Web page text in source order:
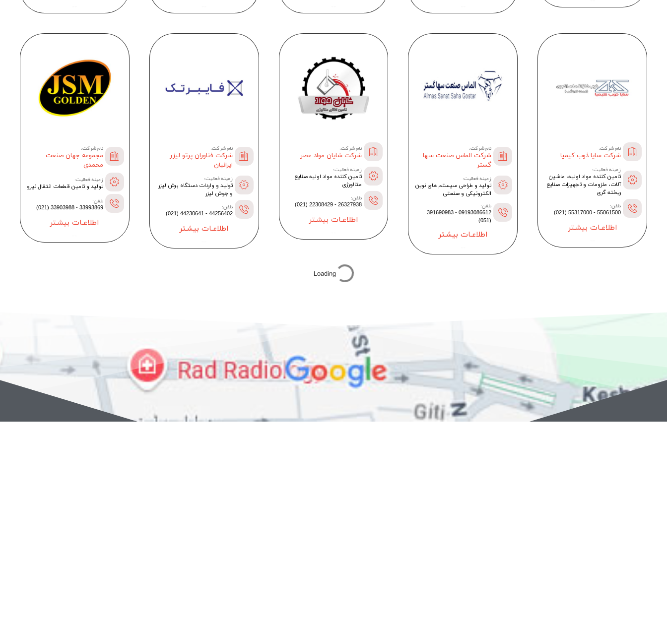
نام شرکت:
شرکت سایا ذوب کیمیا
زمینه فعالیت:
تامین کننده مواد اولیه، ماشین
آلات، ملزومات و تجهیزات صنایع
ریخته گری
تلفن:
55061500 - 55317000 (021)
اطلاعـات بیشـتر
نام شرکت:
شرکت الماس صنعت سها
گستر
زمینه فعالیت:
تولید و طراحی سیستم های نوین
الکترونیکی و صنعتی
تلفن:
09193086612 - 391690983
(051)
اطلاعـات بیشـتر
نام شرکت:
شرکت شایان مواد عصر
زمینه فعالیت:
تامین کننده مواد اولیه صنایع
متالورژی
تلفن:
26327938 - 22308429 (021)
اطلاعـات بیشـتر
نام شرکت:
شرکت فناوران پرتو لیزر
ایرانیان
زمینه فعالیت:
تولید و واردات دستگاه برش لیزر
و جوش لیزر
تلفن:
44256402 - 44230641 (021)
اطلاعـات بیشـتر
نام شرکت:
مجموعه جهان صنعت
محمدی
زمینه فعالیت:
تولید و تامین قطعات انتقال نیرو
تلفن:
33993869 - 33903988 (021)
اطلاعـات بیشـتر
Loading